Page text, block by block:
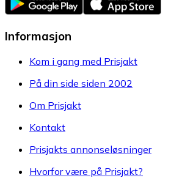
Informasjon
Kom i gang med Prisjakt
På din side siden 2002
Om Prisjakt
Kontakt
Prisjakts annonseløsninger
Hvorfor være på Prisjakt?